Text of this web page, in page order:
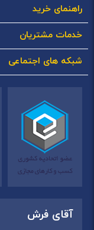
راهنمای خرید
خدمات مشتریان
شبکه های اجتماعی
آقای فرش